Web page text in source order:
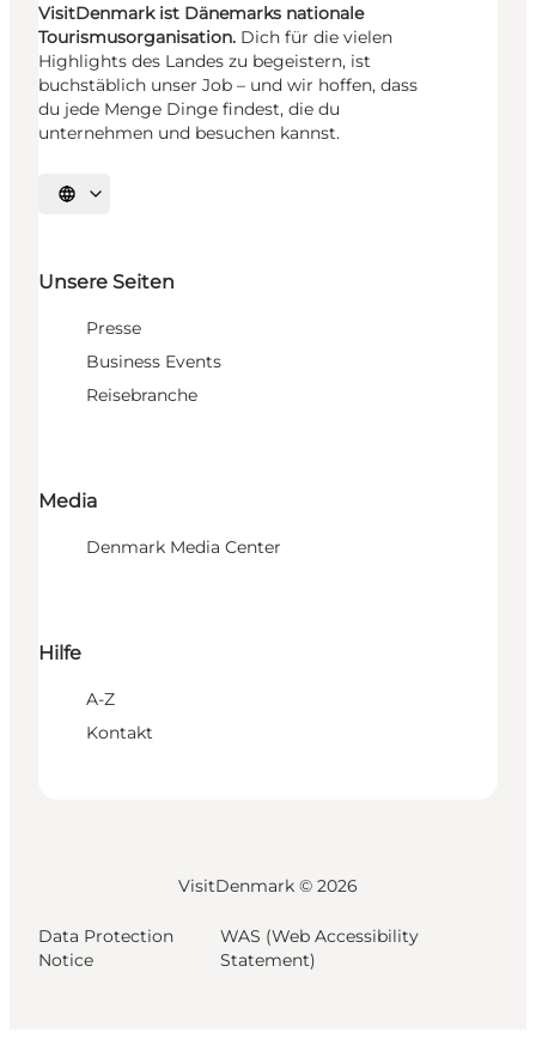
VisitDenmark ist Dänemarks nationale
Tourismusorganisation. Dich für die vielen
Highlights des Landes zu begeistern, ist
buchstäblich unser Job – und wir hoffen, dass
du jede Menge Dinge findest, die du
unternehmen und besuchen kannst.
Sprache auswählen
Unsere Seiten
Presse
Business Events
Reisebranche
Media
Denmark Media Center
Hilfe
A-Z
Kontakt
VisitDenmark © 2026
Data Protection
Notice
WAS (Web Accessibility
Statement)